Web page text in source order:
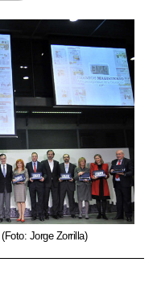
Jorge Zorrilla)